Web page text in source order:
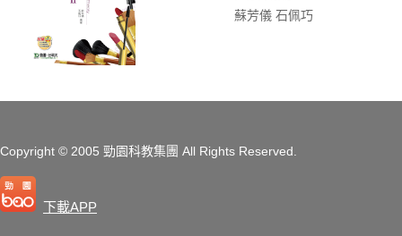
蘇芳儀 石佩巧
Copyright © 2005 勁園科教集團 All Rights Reserved.
下載APP